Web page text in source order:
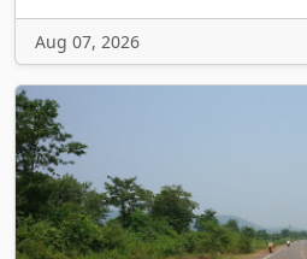
Aug 07, 2026